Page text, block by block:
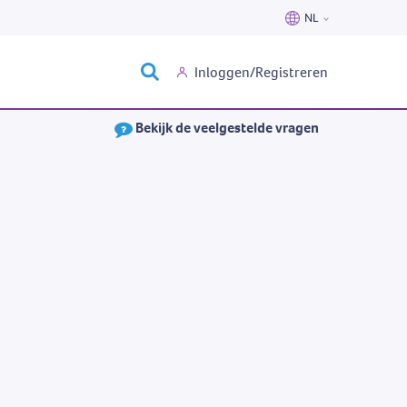
NL
Français
Inloggen/Registreren
Bekijk de veelgestelde vragen